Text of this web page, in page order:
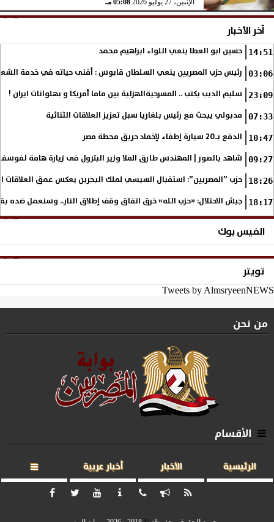
آخر الأخبار
14:51 حسين ابو العطا ينعي اللواء ابراهيم محمد
03:06 رئيس حزب المصريين ينعي السلطان قابوس : أفنى حياته في خدمة
23:09 سليم الديب يكتب .. المسرحيةالهزلية بين ماما أمريكا و بهلوانات ايران !
07:33 مدبولي يبحث مع رئيس بلغاريا سبل تعزيز العلاقات الثنائية
10:47 الدفع بـ20 سيارة إطفاء لإخماد حريق محطة مصر
09:27 شاهد بالصور | المهندس طارق الملا وزير البترول فى زيارة هامة
18:26 حزب ”المصريين”: استقبال السيسي لملك البحرين يعكس عمق العلاقات
18:17 جيش الاحتلال: «حزب الله» خرق اتفاق وقف إطلاق النار.. وسنعمل ضده
الفيس بوك
تويتر
Tweets by AlmsryeenNEWS
من نحن
الأقسام
الرئيسية الأخبار أخبار عربية